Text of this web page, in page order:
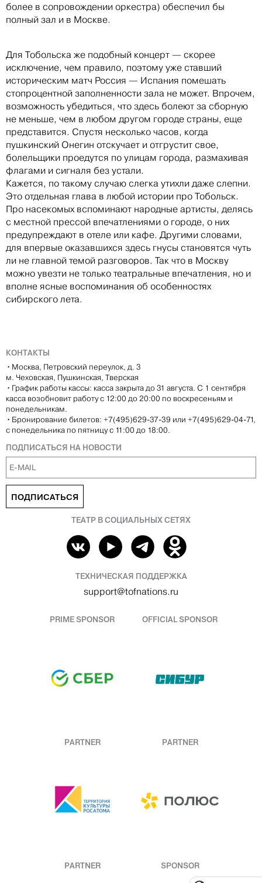
более в сопровождении оркестра) обеспечил бы
полный зал и в Москве.
Для Тобольска же подобный концерт — скорее
исключение, чем правило, поэтому уже ставший
историческим матч Россия — Испания помешать
стопроцентной заполненности зала не может. Впрочем,
возможность убедиться, что здесь болеют за сборную
не меньше, чем в любом другом городе страны, еще
представится. Спустя несколько часов, когда
пушкинский Онегин отскучает и отгрустит свое,
болельщики проедутся по улицам города, размахивая
флагами и сигналя без устали.
Кажется, по такому случаю слегка утихли даже слепни.
Это отдельная глава в любой истории про Тобольск.
Про насекомых вспоминают народные артисты, делясь
с местной прессой впечатлениями о городе, о них
предупреждают в отеле или кафе. Другими словами,
для впервые оказавшихся здесь гнусы становятся чуть
ли не главной темой разговоров. Так что в Москву
можно увезти не только театральные впечатления, но и
вполне ясные воспоминания об особенностях
сибирского лета.
КОНТАКТЫ
• Москва, Петровский переулок, д. 3
м. Чеховская, Пушкинская, Тверская
• График работы кассы: касса закрыта до 31 августа. С 1 сентября
касса возобновит работу с 12:00 до 20:00 по воскресеньям и
понедельникам.
• Бронирование билетов: +7(495)629-37-39 или +7(495)629-04-71,
с понедельника по пятницу с 11:00 до 18:00.
ПОДПИСАТЬСЯ НА НОВОСТИ
ПОДПИСАТЬСЯ
ТЕАТР В СОЦИАЛЬНЫХ СЕТЯХ
ТЕХНИЧЕСКАЯ ПОДДЕРЖКА
support@tofnations.ru
PRIME SPONSOR OFFICIAL SPONSOR
PARTNER PARTNER
PARTNER SPONSOR